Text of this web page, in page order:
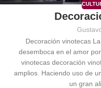
Decoración vinotecas
desemboca en el amor
vinotecas decoración
amplios. Haciendo uso de
un gran